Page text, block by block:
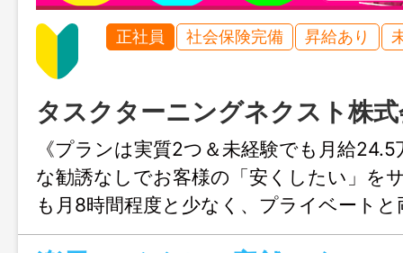
正社員 社会保険完備 昇給あり
タスクターニングネクスト株
《プランは実質2つ＆未経験でも月給24.5
な勧誘なしでお客様の「安くしたい」を
も月8時間程度と少なく、プライベート
り稼げます◎